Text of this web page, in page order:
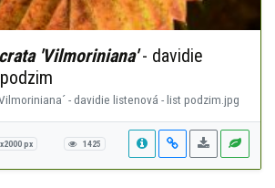
'Vilmoriniana'- davidie
- davidie listenová - list podzim.jpg
px 1425